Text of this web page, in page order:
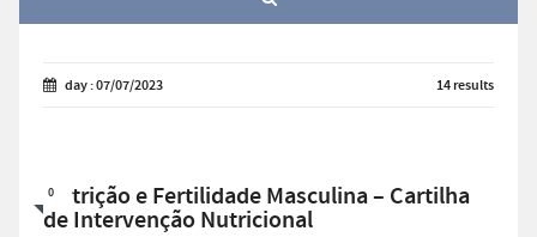
day : 07/07/2023 14 results
0
Nutrição e Fertilidade Masculina – Cartilha
de Intervenção Nutricional